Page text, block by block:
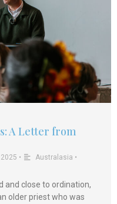
A Letter from
• Australasia •
and close to ordination,
older priest who was